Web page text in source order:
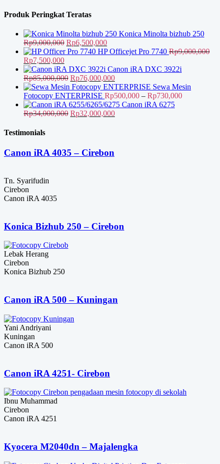
Rp9,500,000.
Produk Peringkat Teratas
Konica Minolta bizhub 250
Rp9,000,000 Harga
aslinya
Rp9,000,000.
Rp6,500,000Harga
saat
adalah:
Rp6,500,000.
HP Officejet Pro 7740 Rp9,000,000
Harga
aslinya
adalah:
Rp9,000,000.
Rp7,500,000Harga
saat
ini
adalah:
Rp7,500,000.
Canon iRA DXC 3922i
Rp85,000,000 Harga
aslinya
adalah:
Rp85,000,000.
Rp76,000,000Harga
saat
ini
adalah:
Rp76,000,000.
Sewa Mesin
Fotocopy ENTERPRISE Rp500,000 – Rp730,000Rentang
Canon iRA 6275
Rp34,000,000 Harga
Rp32,000,000Harga
Testimonials
Canon iRA 4035 – Cirebon
Tn. Syarifudin
Cirebon
Canon iRA 4035
Konica Bizhub 250 – Cirebon
Lebak Herang
Cirebon
Konica Bizhub 250
Canon iRA 500 – Kuningan
Yani Andriyani
Kuningan
Canon iRA 500
Canon iRA 4251- Cirebon
Ibnu Muhammad
Cirebon
Canon iRA 4251
Kyocera M2040dn – Majalengka